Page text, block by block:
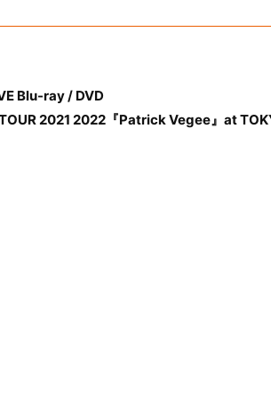
Blu-ray / DVD
TOUR 2021 2022『Patrick Vegee』at